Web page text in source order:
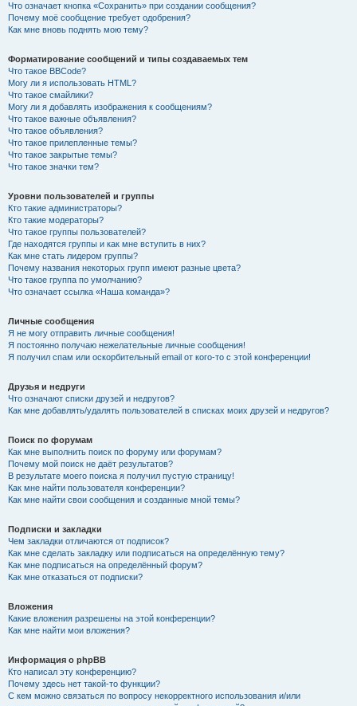
Что означает кнопка «Сохранить» при создании сообщения?
Почему моё сообщение требует одобрения?
Как мне вновь поднять мою тему?
Форматирование сообщений и типы создаваемых тем
Что такое BBCode?
Могу ли я использовать HTML?
Что такое смайлики?
Могу ли я добавлять изображения к сообщениям?
Что такое важные объявления?
Что такое объявления?
Что такое прилепленные темы?
Что такое закрытые темы?
Что такое значки тем?
Уровни пользователей и группы
Кто такие администраторы?
Кто такие модераторы?
Что такое группы пользователей?
Где находятся группы и как мне вступить в них?
Как мне стать лидером группы?
Почему названия некоторых групп имеют разные цвета?
Что такое группа по умолчанию?
Что означает ссылка «Наша команда»?
Личные сообщения
Я не могу отправить личные сообщения!
Я постоянно получаю нежелательные личные сообщения!
Я получил спам или оскорбительный email от кого-то с этой конференции!
Друзья и недруги
Что означают списки друзей и недругов?
Как мне добавлять/удалять пользователей в списках моих друзей и недругов?
Поиск по форумам
Как мне выполнить поиск по форуму или форумам?
Почему мой поиск не даёт результатов?
В результате моего поиска я получил пустую страницу!
Как мне найти пользователя конференции?
Как мне найти свои сообщения и созданные мной темы?
Подписки и закладки
Чем закладки отличаются от подписок?
Как мне сделать закладку или подписаться на определённую тему?
Как мне подписаться на определённый форум?
Как мне отказаться от подписки?
Вложения
Какие вложения разрешены на этой конференции?
Как мне найти мои вложения?
Информация о phpBB
Кто написал эту конференцию?
Почему здесь нет такой-то функции?
С кем можно связаться по вопросу некорректного использования и/или